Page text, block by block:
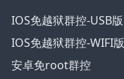
IOS免越狱群控-USB版
IOS免越狱群控-WIFI版
安卓免root群控